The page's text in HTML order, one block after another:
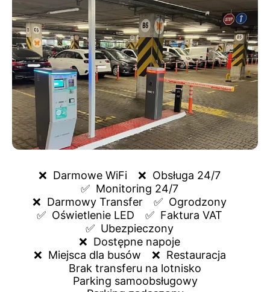
❌ Darmowe WiFi ❌ Obsługa 24/7
✅ Monitoring 24/7
❌ Darmowy Transfer ✅ Ogrodzony
✅ Oświetlenie LED ✅ Faktura VAT
✅ Ubezpieczony
❌ Dostępne napoje
❌ Miejsca dla busów ❌ Restauracja
Brak transferu na lotnisko
Parking samoobsługowy